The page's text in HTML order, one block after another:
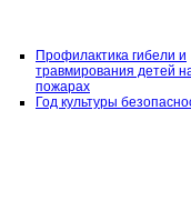
Профилактика гибели и
травмирования детей
пожарах
Год культуры